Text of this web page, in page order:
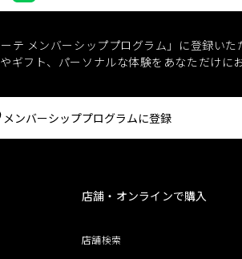
ーテ メンバーシッププログラム」に登録いた
ギフト、パーソナルな体験をあなただけに
メンバーシッププログラムに登録
店舗・オンラインで購入
店舗検索